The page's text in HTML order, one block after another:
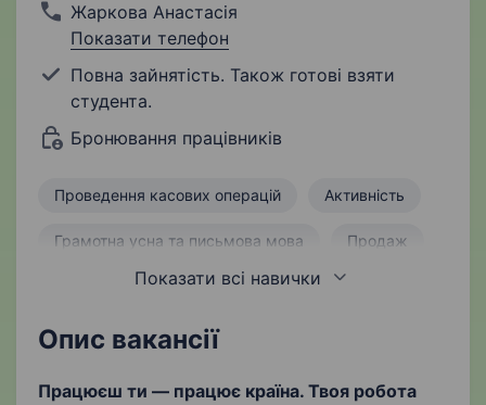
Жаркова Анастасія
Показати телефон
Повна зайнятість. Також готові взяти
студента.
Бронювання працівників
Проведення касових операцій Активність
Грамотна усна та письмова мова Продаж
Роздрібна торгівля
Лабораторні дослідження
Показати всі навички
Опис вакансії
Працюєш ти — працює країна. Твоя робота